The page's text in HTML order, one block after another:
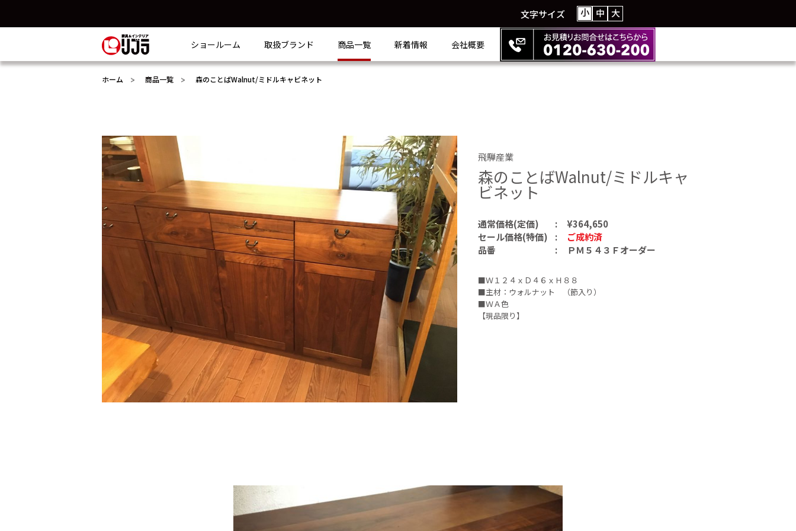
文字サイズ 小 中 大
ショールーム 取扱ブランド 商品一覧 新着情報 会社概要
ホーム 商品一覧 森のことばWalnut/ミドルキャビネット
飛騨産業
森のことばWalnut/ミドルキャ
ビネット
通常価格(定価)
¥364,650
セール価格(特価)
ご成約済
品番
ＰＭ５４３Ｆオーダー
■Ｗ１２４ｘＤ４６ｘＨ８８
■主材：ウォルナット （節入り）
■ＷＡ色
【現品限り】